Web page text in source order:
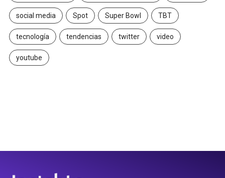
social media Spot Super Bowl TBT
tecnología tendencias twitter video
youtube